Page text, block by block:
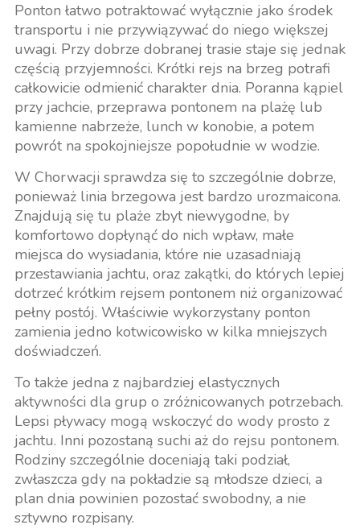
Ponton łatwo potraktować wyłącznie jako środek
transportu i nie przywiązywać do niego większej
uwagi. Przy dobrze dobranej trasie staje się jednak
częścią przyjemności. Krótki rejs na brzeg potrafi
całkowicie odmienić charakter dnia. Poranna kąpiel
przy jachcie, przeprawa pontonem na plażę lub
kamienne nabrzeże, lunch w konobie, a potem
powrót na spokojniejsze popołudnie w wodzie.
W Chorwacji sprawdza się to szczególnie dobrze,
ponieważ linia brzegowa jest bardzo urozmaicona.
Znajdują się tu plaże zbyt niewygodne, by
komfortowo dopłynąć do nich wpław, małe
miejsca do wysiadania, które nie uzasadniają
przestawiania jachtu, oraz zakątki, do których lepiej
dotrzeć krótkim rejsem pontonem niż organizować
pełny postój. Właściwie wykorzystany ponton
zamienia jedno kotwicowisko w kilka mniejszych
doświadczeń.
To także jedna z najbardziej elastycznych
aktywności dla grup o zróżnicowanych potrzebach.
Lepsi pływacy mogą wskoczyć do wody prosto z
jachtu. Inni pozostaną suchi aż do rejsu pontonem.
Rodziny szczególnie doceniają taki podział,
zwłaszcza gdy na pokładzie są młodsze dzieci, a
plan dnia powinien pozostać swobodny, a nie
sztywno rozpisany.